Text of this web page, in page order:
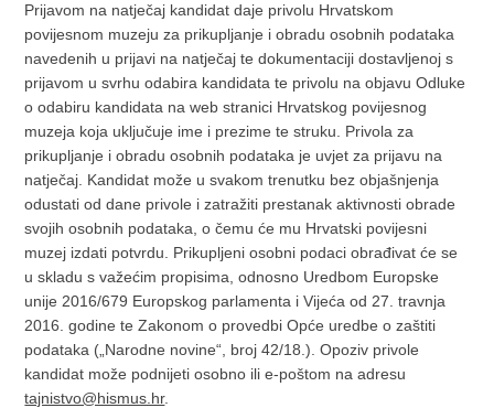
Prijavom na natječaj kandidat daje privolu Hrvatskom
povijesnom muzeju za prikupljanje i obradu osobnih podataka
navedenih u prijavi na natječaj te dokumentaciji dostavljenoj s
prijavom u svrhu odabira kandidata te privolu na objavu Odluke
o odabiru kandidata na web stranici Hrvatskog povijesnog
muzeja koja uključuje ime i prezime te struku. Privola za
prikupljanje i obradu osobnih podataka je uvjet za prijavu na
natječaj. Kandidat može u svakom trenutku bez objašnjenja
odustati od dane privole i zatražiti prestanak aktivnosti obrade
svojih osobnih podataka, o čemu će mu Hrvatski povijesni
muzej izdati potvrdu. Prikupljeni osobni podaci obrađivat će se
u skladu s važećim propisima, odnosno Uredbom Europske
unije 2016/679 Europskog parlamenta i Vijeća od 27. travnja
2016. godine te Zakonom o provedbi Opće uredbe o zaštiti
podataka („Narodne novine“, broj 42/18.). Opoziv privole
kandidat može podnijeti osobno ili e-poštom na adresu
tajnistvo@hismus.hr.